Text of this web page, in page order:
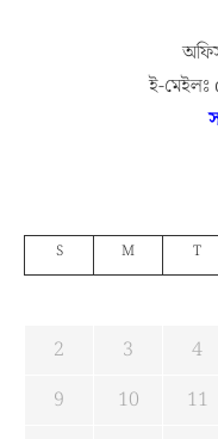
ই-
S M T
2
3 4
9
10 11